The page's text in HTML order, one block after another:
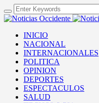
INICIO
NACIONAL
INTERNACIONALES
POLITICA
OPINION
DEPORTES
ESPECTACULOS
SALUD